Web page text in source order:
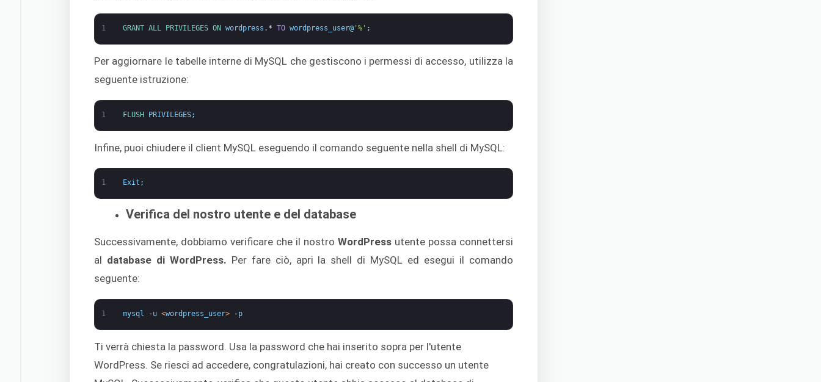
1 GRANT ALL PRIVILEGES ON wordpress . * TO wordpress_user@'%' ;
Per aggiornare le tabelle interne di MySQL che gestiscono i permessi di accesso, utilizza la
seguente istruzione:
1 FLUSH PRIVILEGES;
Infine, puoi chiudere il client MySQL eseguendo il comando seguente nella shell di MySQL:
1 Exit ;
Verifica del nostro utente e del database
Successivamente, dobbiamo verificare che il nostro WordPressutente possa connettersi
al database di WordPress. Per fare ciò, apri la shell di MySQL ed esegui il comando
seguente:
1 mysql -u <wordpress_user> -p
Ti verrà chiesta la password. Usa la password che hai inserito sopra per l'utente
WordPress. Se riesci ad accedere, congratulazioni, hai creato con successo un utente